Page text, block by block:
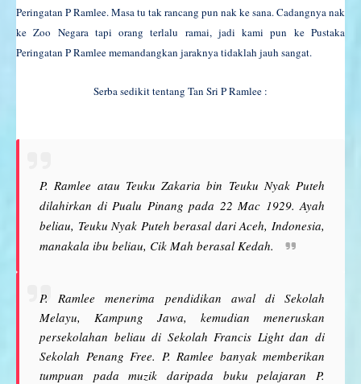
Peringatan P Ramlee. Masa tu tak rancang pun nak ke sana. Cadangnya nak
ke Zoo Negara tapi orang terlalu ramai, jadi kami pun ke Pustaka
Peringatan P Ramlee memandangkan jaraknya tidaklah jauh sangat.
Serba sedikit tentang Tan Sri P Ramlee :
P. Ramlee atau Teuku Zakaria bin Teuku Nyak Puteh
dilahirkan di Pualu Pinang pada 22 Mac 1929. Ayah
beliau, Teuku Nyak Puteh berasal dari Aceh, Indonesia,
manakala ibu beliau, Cik Mah berasal Kedah.
P. Ramlee menerima pendidikan awal di Sekolah
Melayu, Kampung Jawa, kemudian meneruskan
persekolahan beliau di Sekolah Francis Light dan di
Sekolah Penang Free. P. Ramlee banyak memberikan
tumpuan pada muzik daripada buku pelajaran P.